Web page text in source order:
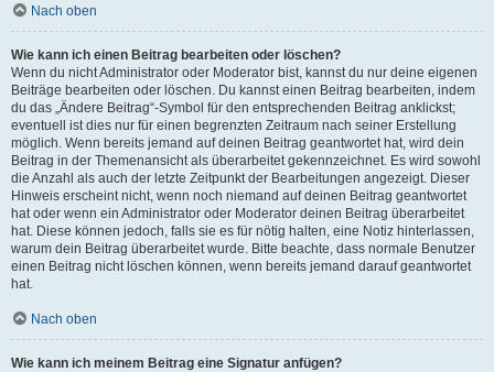
Nach oben
Wie kann ich einen Beitrag bearbeiten oder löschen?
Wenn du nicht Administrator oder Moderator bist, kannst du nur deine eigenen
Beiträge bearbeiten oder löschen. Du kannst einen Beitrag bearbeiten, indem
du das „Ändere Beitrag“-Symbol für den entsprechenden Beitrag anklickst;
eventuell ist dies nur für einen begrenzten Zeitraum nach seiner Erstellung
möglich. Wenn bereits jemand auf deinen Beitrag geantwortet hat, wird dein
Beitrag in der Themenansicht als überarbeitet gekennzeichnet. Es wird sowohl
die Anzahl als auch der letzte Zeitpunkt der Bearbeitungen angezeigt. Dieser
Hinweis erscheint nicht, wenn noch niemand auf deinen Beitrag geantwortet
hat oder wenn ein Administrator oder Moderator deinen Beitrag überarbeitet
hat. Diese können jedoch, falls sie es für nötig halten, eine Notiz hinterlassen,
warum dein Beitrag überarbeitet wurde. Bitte beachte, dass normale Benutzer
einen Beitrag nicht löschen können, wenn bereits jemand darauf geantwortet
hat.
Nach oben
Wie kann ich meinem Beitrag eine Signatur anfügen?